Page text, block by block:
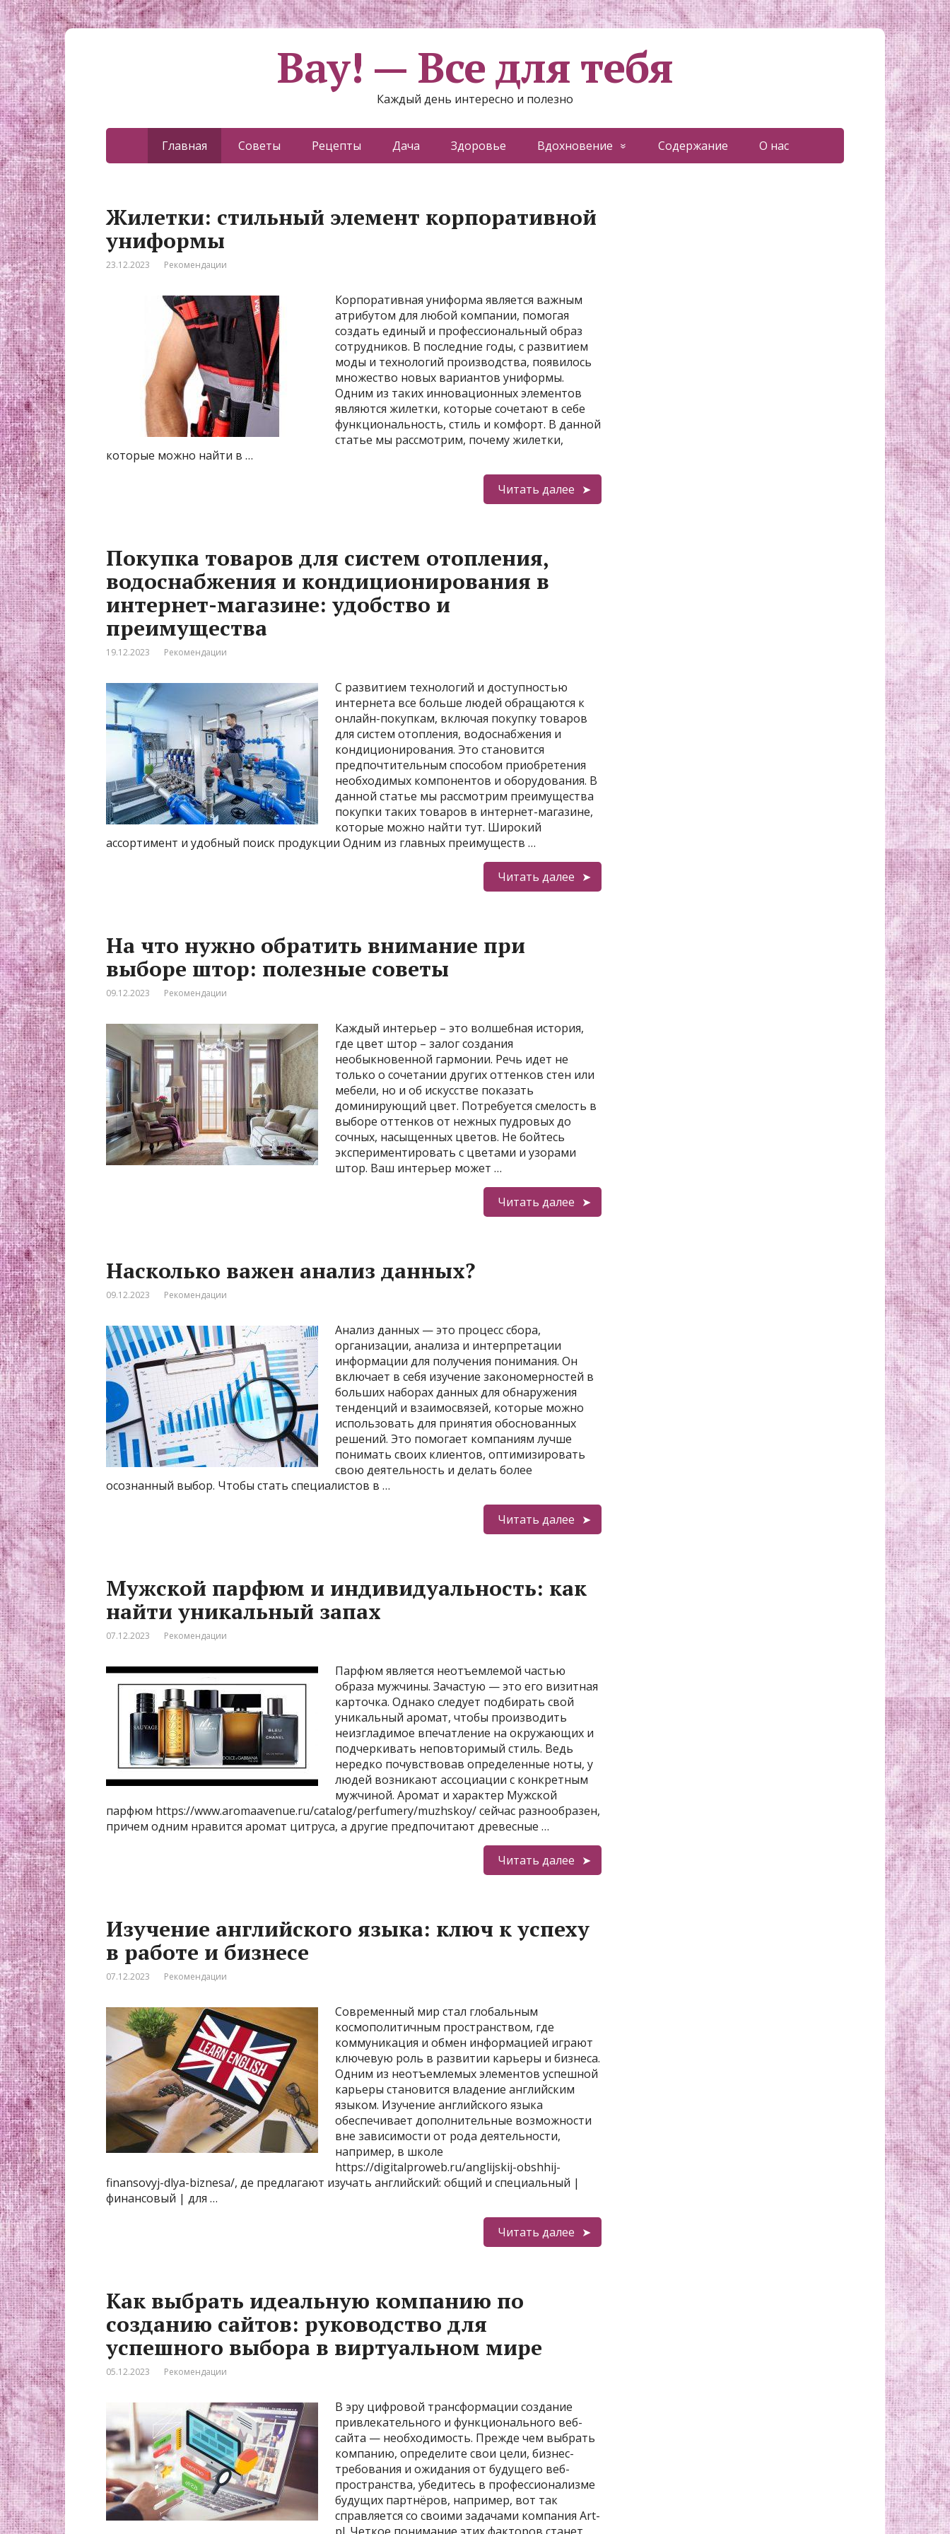
Вау! — Все для тебя
Каждый день интересно и полезно
Главная Советы Рецепты Дача Здоровье Вдохновение Содержание О нас
Жилетки: стильный элемент корпоративной
униформы
23.12.2023 Рекомендации
Корпоративная униформа является важным
атрибутом для любой компании, помогая
создать единый и профессиональный образ
сотрудников. В последние годы, с развитием
моды и технологий производства, появилось
множество новых вариантов униформы.
Одним из таких инновационных элементов
являются жилетки, которые сочетают в себе
функциональность, стиль и комфорт. В данной
статье мы рассмотрим, почему жилетки,
которые можно найти в …
Читать далее
Покупка товаров для систем отопления,
водоснабжения и кондиционирования в
интернет-магазине: удобство и
преимущества
19.12.2023 Рекомендации
С развитием технологий и доступностью
интернета все больше людей обращаются к
онлайн-покупкам, включая покупку товаров
для систем отопления, водоснабжения и
кондиционирования. Это становится
предпочтительным способом приобретения
необходимых компонентов и оборудования. В
данной статье мы рассмотрим преимущества
покупки таких товаров в интернет-магазине,
которые можно найти тут. Широкий
ассортимент и удобный поиск продукции Одним из главных преимуществ …
Читать далее
На что нужно обратить внимание при
выборе штор: полезные советы
09.12.2023 Рекомендации
Каждый интерьер – это волшебная история,
где цвет штор – залог создания
необыкновенной гармонии. Речь идет не
только о сочетании других оттенков стен или
мебели, но и об искусстве показать
доминирующий цвет. Потребуется смелость в
выборе оттенков от нежных пудровых до
сочных, насыщенных цветов. Не бойтесь
экспериментировать с цветами и узорами
штор. Ваш интерьер может …
Читать далее
Насколько важен анализ данных?
09.12.2023 Рекомендации
Анализ данных — это процесс сбора,
организации, анализа и интерпретации
информации для получения понимания. Он
включает в себя изучение закономерностей в
больших наборах данных для обнаружения
тенденций и взаимосвязей, которые можно
использовать для принятия обоснованных
решений. Это помогает компаниям лучше
понимать своих клиентов, оптимизировать
свою деятельность и делать более
осознанный выбор. Чтобы стать специалистов в …
Читать далее
Мужской парфюм и индивидуальность: как
найти уникальный запах
07.12.2023 Рекомендации
Парфюм является неотъемлемой частью
образа мужчины. Зачастую — это его визитная
карточка. Однако следует подбирать свой
уникальный аромат, чтобы производить
неизгладимое впечатление на окружающих и
подчеркивать неповторимый стиль. Ведь
нередко почувствовав определенные ноты, у
людей возникают ассоциации с конкретным
мужчиной. Аромат и характер Мужской
парфюм https://www.aromaavenue.ru/catalog/perfumery/muzhskoy/ сейчас разнообразен,
причем одним нравится аромат цитруса, а другие предпочитают древесные …
Читать далее
Изучение английского языка: ключ к успеху
в работе и бизнесе
07.12.2023 Рекомендации
Современный мир стал глобальным
космополитичным пространством, где
коммуникация и обмен информацией играют
ключевую роль в развитии карьеры и бизнеса.
Одним из неотъемлемых элементов успешной
карьеры становится владение английским
языком. Изучение английского языка
обеспечивает дополнительные возможности
вне зависимости от рода деятельности,
например, в школе
https://digitalproweb.ru/anglijskij-obshhij-
finansovyj-dlya-biznesa/, де предлагают изучать английский: общий и специальный |
финансовый | для …
Читать далее
Как выбрать идеальную компанию по
созданию сайтов: руководство для
успешного выбора в виртуальном мире
05.12.2023 Рекомендации
В эру цифровой трансформации создание
привлекательного и функционального веб-
сайта — необходимость. Прежде чем выбрать
компанию, определите свои цели, бизнес-
требования и ожидания от будущего веб-
пространства, убедитесь в профессионализме
будущих партнёров, например, вот так
справляется со своими задачами компания Аrt-